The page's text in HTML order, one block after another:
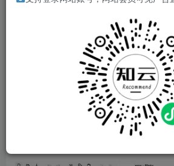
Pinta 是一个免费的开源位图图像编辑
以用作基本的图形编辑器或绘图工具，
如 Adobe Photoshop 等一些付费软件
层设计方法（与其他免费位图图像编辑
于绘制、着色和编辑图片。 例如，使
图，可以修改图像以包含指向图像特定